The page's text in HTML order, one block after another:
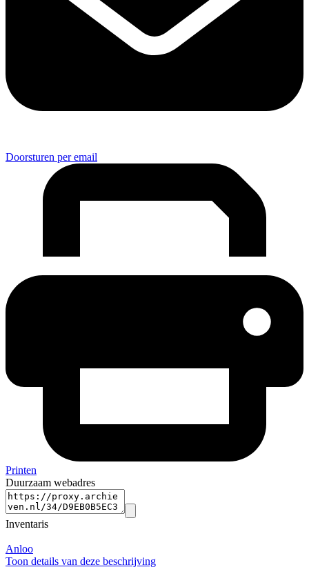
Doorsturen per email
Printen
Duurzaam webadres
Inventaris
Anloo
Toon details van deze beschrijving